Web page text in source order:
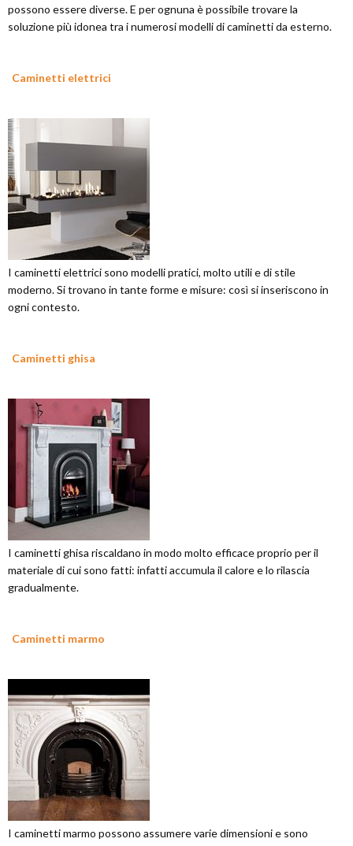
possono essere diverse. E per ognuna è possibile trovare la
soluzione più idonea tra i numerosi modelli di caminetti da esterno.
Caminetti elettrici
I caminetti elettrici sono modelli pratici, molto utili e di stile
moderno. Si trovano in tante forme e misure: così si inseriscono in
ogni contesto.
Caminetti ghisa
I caminetti ghisa riscaldano in modo molto efficace proprio per il
materiale di cui sono fatti: infatti accumula il calore e lo rilascia
gradualmente.
Caminetti marmo
I caminetti marmo possono assumere varie dimensioni e sono